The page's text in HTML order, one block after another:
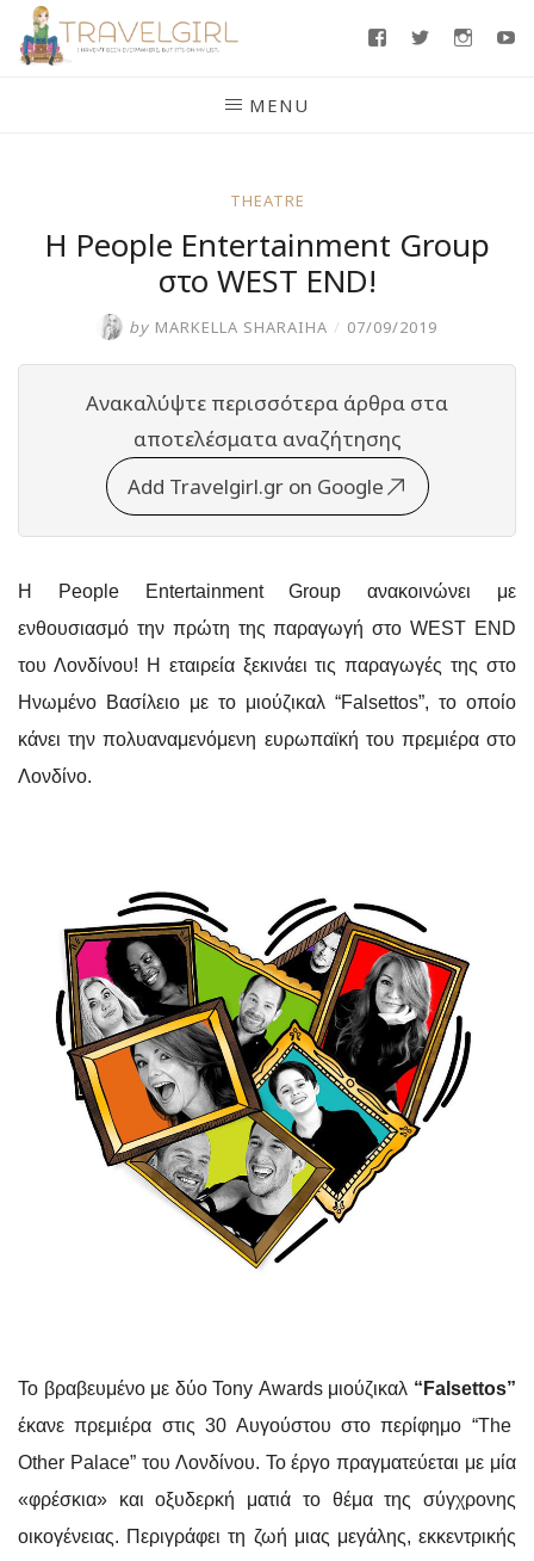
Skip
FacebookTwitter
MENU
THEATRE
Η People Entertainment Group
στο WEST END!
by MARKELLA SHARAIHA / 07/09/2019
Ανακαλύψτε περισσότερα άρθρα στα
αποτελέσματα αναζήτησης
Add Travelgirl.gr on Google
Η People Entertainment Group ανακοινώνει με
ενθουσιασμό την πρώτη της παραγωγή στο WEST END
του Λονδίνου! Η εταιρεία ξεκινάει τις παραγωγές της στο
Ηνωμένο Βασίλειο με το μιούζικαλ “Falsettos”, το οποίο
κάνει την πολυαναμενόμενη ευρωπαϊκή του πρεμιέρα στο
Λονδίνο.
Το βραβευμένο με δύοTony Awardsμιούζικαλ “Falsettos”
έκανε πρεμιέρα στις 30 Αυγούστου στο περίφημο “The
Other Palace” του Λονδίνου. Το έργο πραγματεύεται με μία
«φρέσκια» και οξυδερκή ματιά το θέμα της σύγχρονης
οικογένειας. Περιγράφει τη ζωή μιας μεγάλης, εκκεντρικής